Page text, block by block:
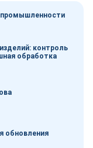
контроль
обработка
обновления